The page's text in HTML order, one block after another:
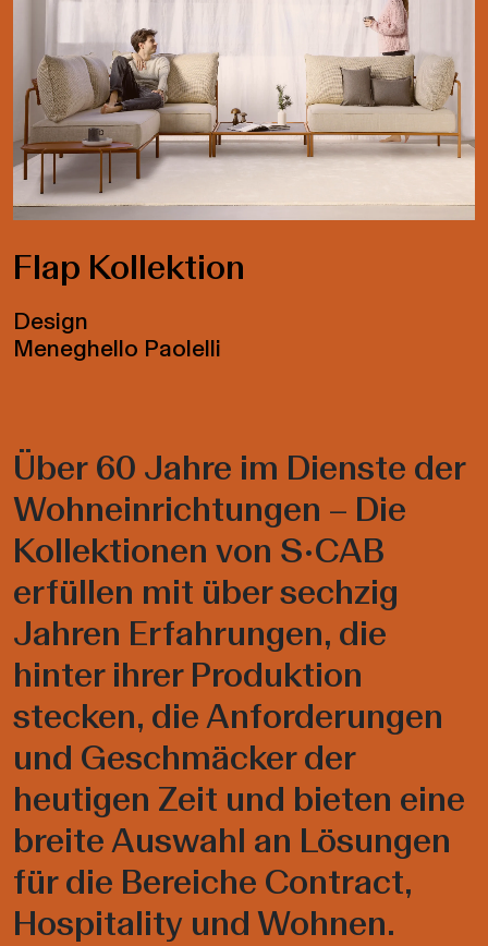
Flap Kollektion
Design
Meneghello Paolelli
Über 60 Jahre im Dienste der
Wohneinrichtungen – Die
Kollektionen von S•CAB
erfüllen mit über sechzig
Jahren Erfahrungen, die
hinter ihrer Produktion
stecken, die Anforderungen
und Geschmäcker der
heutigen Zeit und bieten eine
breite Auswahl an Lösungen
für die Bereiche Contract,
Hospitality und Wohnen.